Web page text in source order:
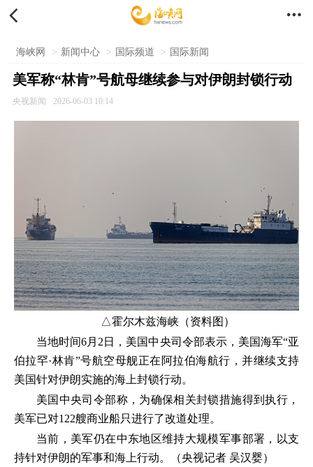
 
海峡网 > 新闻中心 > 国际频道 > 国际新闻
美军称“林肯”号航母继续参与对伊朗封锁行动
央视新闻 2026-06-03 10:14
△霍尔木兹海峡（资料图）
当地时间6月2日，美国中央司令部表示，美国海军“亚
伯拉罕·林肯”号航空母舰正在阿拉伯海航行，并继续支持
美国针对伊朗实施的海上封锁行动。
美国中央司令部称，为确保相关封锁措施得到执行，
美军已对122艘商业船只进行了改道处理。
当前，美军仍在中东地区维持大规模军事部署，以支
持针对伊朗的军事和海上行动。（央视记者 吴汉婴）